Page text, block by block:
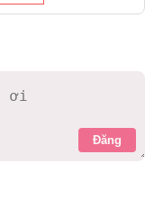
Đăng